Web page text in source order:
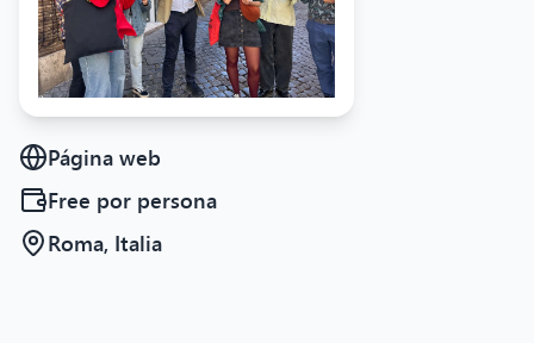
Página web
Free por persona
Roma, Italia